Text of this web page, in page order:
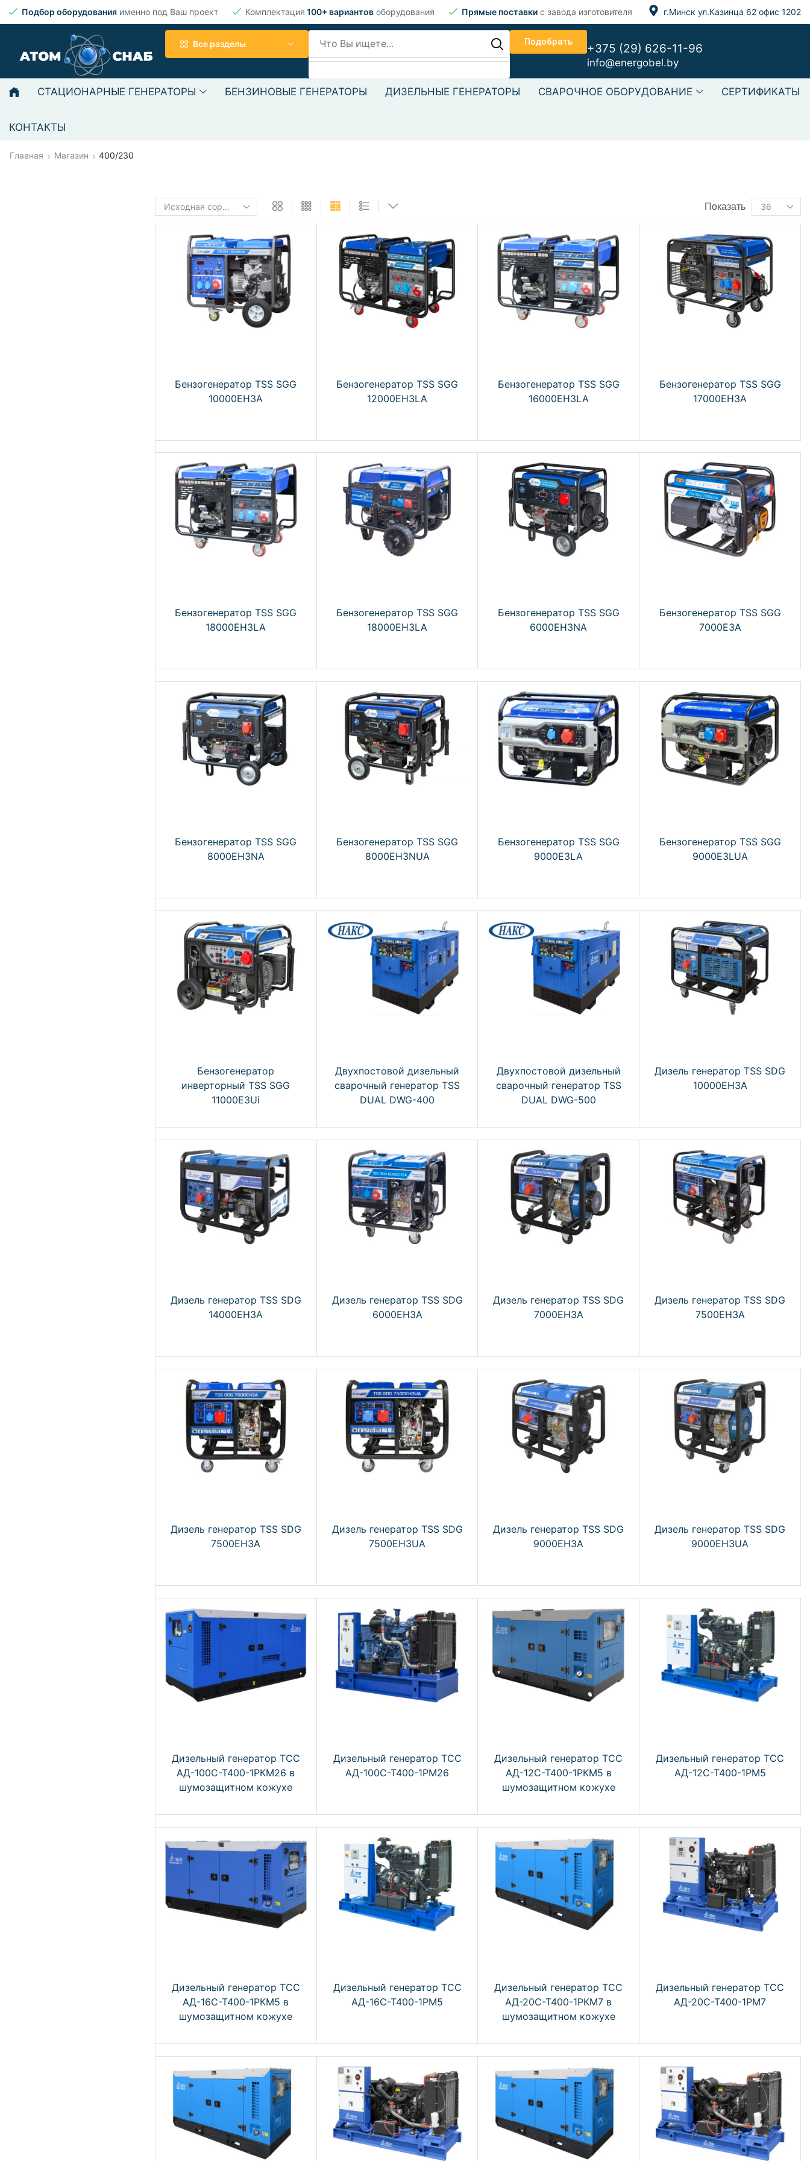
Подбор оборудования именно под Ваш проект Комплектация 100+ вариантов оборудования Прямые поставки с завода изготовителя г.Минск ул.Казинца 62 офис 1202
Все разделы Подобрать +375 (29) 626-11-96
info@energobel.by
СТАЦИОНАРНЫЕ ГЕНЕРАТОРЫ БЕНЗИНОВЫЕ ГЕНЕРАТОРЫ ДИЗЕЛЬНЫЕ ГЕНЕРАТОРЫ СВАРОЧНОЕ ОБОРУДОВАНИЕ СЕРТИФИКАТЫ
КОНТАКТЫ
Главная Магазин 400/230
Показать
Бензогенератор TSS SGG
10000EH3A
Бензогенератор TSS SGG
12000EH3LA
Бензогенератор TSS SGG
16000EH3LA
Бензогенератор TSS SGG
17000EH3A
Бензогенератор TSS SGG
18000EH3LA
Бензогенератор TSS SGG
18000EH3LA
Бензогенератор TSS SGG
6000EH3NA
Бензогенератор TSS SGG
7000E3A
Бензогенератор TSS SGG
8000EH3NA
Бензогенератор TSS SGG
8000EH3NUA
Бензогенератор TSS SGG
9000E3LA
Бензогенератор TSS SGG
9000E3LUA
Бензогенератор
инверторный TSS SGG
11000E3Ui
Двухпостовой дизельный
сварочный генератор TSS
DUAL DWG-400
Двухпостовой дизельный
сварочный генератор TSS
DUAL DWG-500
Дизель генератор TSS SDG
10000EH3A
Дизель генератор TSS SDG
14000EH3A
Дизель генератор TSS SDG
6000EH3A
Дизель генератор TSS SDG
7000EH3A
Дизель генератор TSS SDG
7500EH3A
Дизель генератор TSS SDG
7500EH3A
Дизель генератор TSS SDG
7500EH3UA
Дизель генератор TSS SDG
9000EH3A
Дизель генератор TSS SDG
9000EH3UA
Дизельный генератор ТСС
АД-100С-Т400-1РКМ26 в
шумозащитном кожухе
Дизельный генератор ТСС
АД-100С-Т400-1РМ26
Дизельный генератор ТСС
АД-12С-Т400-1РКМ5 в
шумозащитном кожухе
Дизельный генератор ТСС
АД-12С-Т400-1РМ5
Дизельный генератор ТСС
АД-16С-Т400-1РКМ5 в
шумозащитном кожухе
Дизельный генератор ТСС
АД-16С-Т400-1РМ5
Дизельный генератор ТСС
АД-20С-Т400-1РКМ7 в
шумозащитном кожухе
Дизельный генератор ТСС
АД-20С-Т400-1РМ7